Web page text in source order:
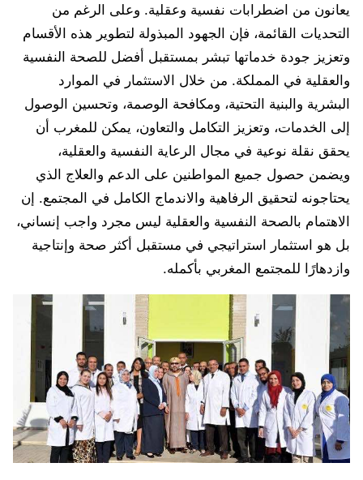
يعانون من اضطرابات نفسية وعقلية. وعلى الرغم من
التحديات القائمة، فإن الجهود المبذولة لتطوير هذه الأقسام
وتعزيز جودة خدماتها تبشر بمستقبل أفضل للصحة النفسية
والعقلية في المملكة. من خلال الاستثمار في الموارد
البشرية والبنية التحتية، ومكافحة الوصمة، وتحسين الوصول
إلى الخدمات، وتعزيز التكامل والتعاون، يمكن للمغرب أن
يحقق نقلة نوعية في مجال الرعاية النفسية والعقلية،
ويضمن حصول جميع المواطنين على الدعم والعلاج الذي
يحتاجونه لتحقيق الرفاهية والاندماج الكامل في المجتمع. إن
الاهتمام بالصحة النفسية والعقلية ليس مجرد واجب إنساني،
بل هو استثمار استراتيجي في مستقبل أكثر صحة وإنتاجية
وازدهارًا للمجتمع المغربي بأكمله.